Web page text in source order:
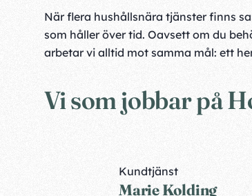
När flera hushållsnära tjänster finns
som håller över tid. Oavsett om du
arbetar vi alltid mot samma mål: ett
Vi som jobbar på
Kundtjänst
Marie Kolding